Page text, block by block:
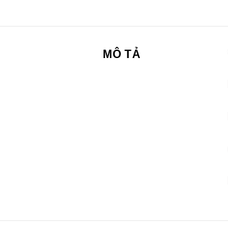
MÔ TẢ